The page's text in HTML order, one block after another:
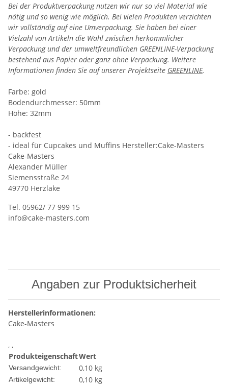
Bei der Produktverpackung nutzen wir nur so viel Material wie
nötig und so wenig wie möglich. Bei vielen Produkten verzichten
wir vollständig auf eine Umverpackung. Sie haben bei einer
Vielzahl von Artikeln die Wahl zwischen herkömmlicher
Verpackung und der umweltfreundlichen GREENLINE-Verpackung
bestehend aus Papier oder ganz ohne Verpackung. Weitere
Informationen finden Sie auf unserer Projektseite GREENLINE.
Farbe: gold
Bodendurchmesser: 50mm
Höhe: 32mm
- backfest
- ideal für Cupcakes und Muffins Hersteller:Cake-Masters
Cake-Masters
Alexander Müller
Siemensstraße 24
49770 Herzlake
Tel. 05962/ 77 999 15
info@cake-masters.com
Angaben zur Produktsicherheit
Herstellerinformationen:
Cake-Masters
, ,
ProdukteigenschaftWert
Versandgewicht: 0,10 kg
Artikelgewicht: 0,10 kg